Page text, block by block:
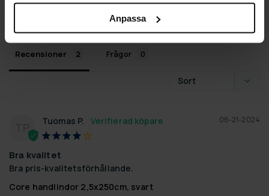
Anpassa
STÄLL EN FRÅGA
Recensioner Frågor
TP
06-21-2024
Tuomas P.
Bra kvalitet
Bra pris-kvalitetsförhållande.
Core handlindor 2,5x250cm, svart